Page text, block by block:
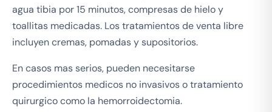
agua tibia por 15 minutos, compresas de hielo y
toallitas medicadas. Los tratamientos de venta libre
incluyen cremas, pomadas y supositorios.
En casos mas serios, pueden necesitarse
procedimientos medicos no invasivos o tratamiento
quirurgico como la hemorroidectomia.